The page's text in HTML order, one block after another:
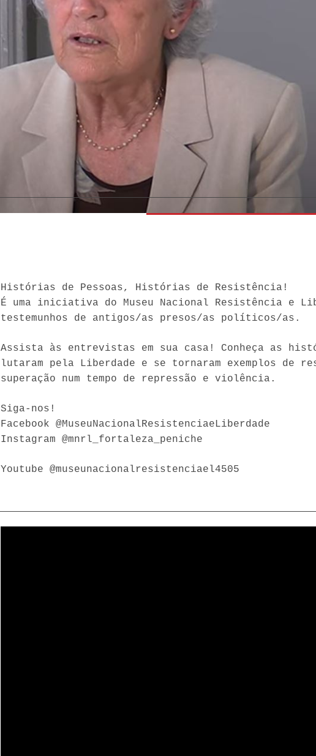
Histórias de Pessoas, Histórias de Resistência!
É uma iniciativa do Museu Nacional Resistência e
testemunhos de antigos/as presos/as políticos/as.
Assista às entrevistas em sua casa! Conheça as
lutaram pela Liberdade e se tornaram exemplos de
superação num tempo de repressão e violência.
Siga-nos!
Facebook @MuseuNacionalResistenciaeLiberdade
Instagram @mnrl_fortaleza_peniche
Youtube @museunacionalresistenciael4505